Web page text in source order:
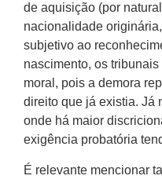
de aquisição (por
nacionalidade
subjetivo ao
nascimento, os
moral, pois a demora
direito que já existia. Já
onde há maior
exigência probatória
É relevante mencionar